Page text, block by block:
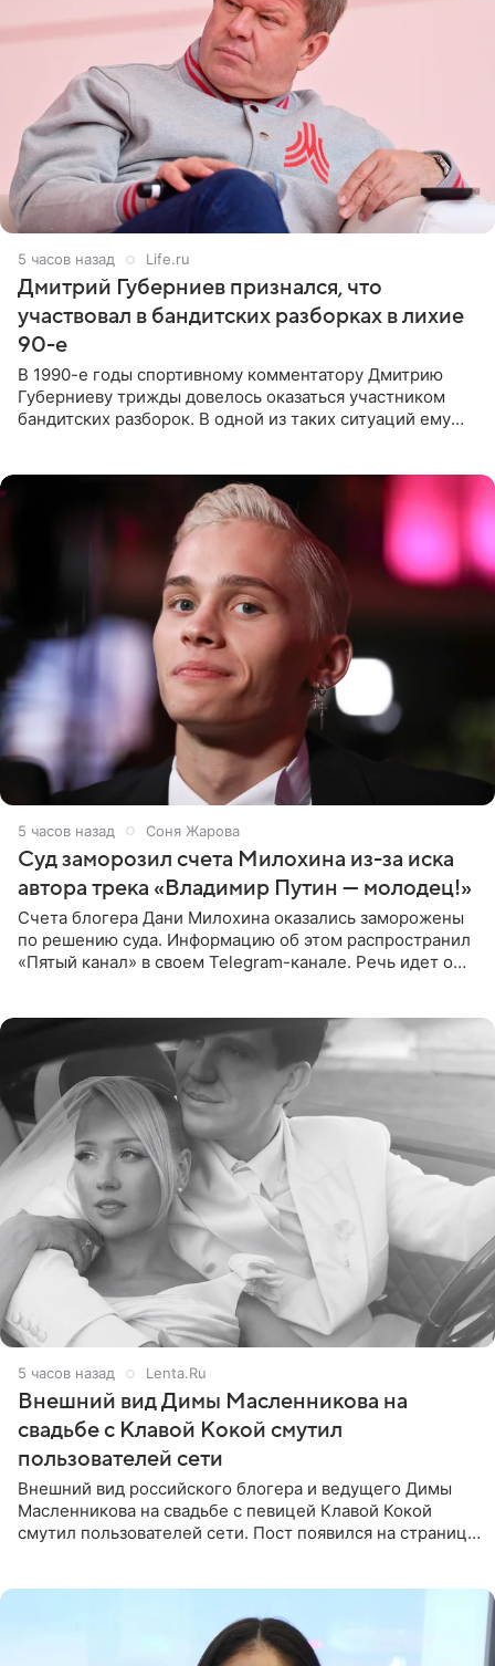
5 часов назад Life.ru
Дмитрий Губерниев признался, что
участвовал в бандитских разборках в лихие
90-е
В 1990-е годы спортивному комментатору Дмитрию
Губерниеву трижды довелось оказаться участником
бандитских разборок. В одной из таких ситуаций ему
5 часов назад Соня Жарова
Суд заморозил счета Милохина из-за иска
автора трека «Владимир Путин — молодец!»
Счета блогера Дани Милохина оказались заморожены
по решению суда. Информацию об этом распространил
«Пятый канал» в своем Telegram-канале. Речь идет о
5 часов назад Lenta.Ru
Внешний вид Димы Масленникова на
свадьбе с Клавой Кокой смутил
пользователей сети
Внешний вид российского блогера и ведущего Димы
Масленникова на свадьбе с певицей Клавой Кокой
смутил пользователей сети. Пост появился на странице